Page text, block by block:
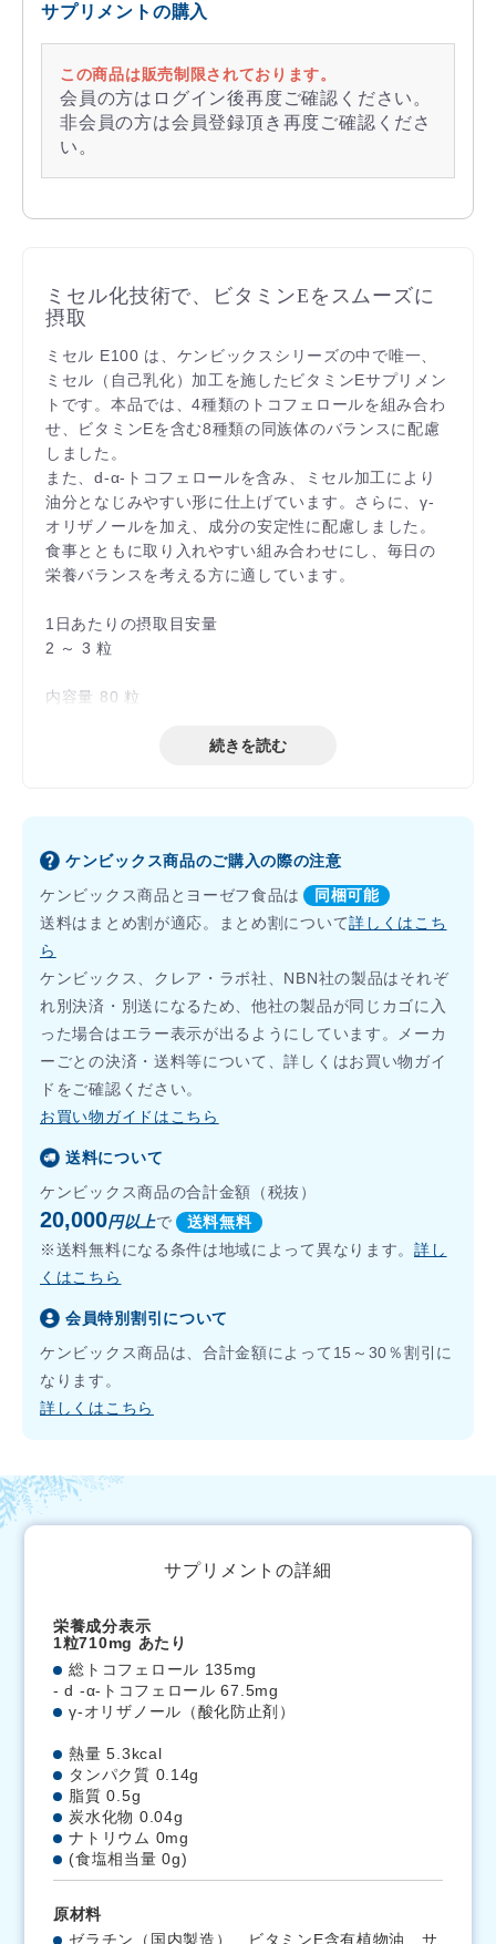
サプリメントの購入
この商品は販売制限されております。
会員の方はログイン後再度ご確認ください。
非会員の方は会員登録頂き再度ご確認くださ
い。
ミセル化技術で、ビタミンEをスムーズに
摂取
ミセル E100 は、ケンビックスシリーズの中で唯一、
ミセル（自己乳化）加工を施したビタミンEサプリメン
トです。本品では、4種類のトコフェロールを組み合わ
せ、ビタミンEを含む8種類の同族体のバランスに配慮
しました。
また、d-α-トコフェロールを含み、ミセル加工により
油分となじみやすい形に仕上げています。さらに、γ-
オリザノールを加え、成分の安定性に配慮しました。
食事とともに取り入れやすい組み合わせにし、毎日の
栄養バランスを考える方に適しています。
1日あたりの摂取目安量
2 ～ 3 粒
内容量 80 粒
続きを読む
ケンビックス商品のご購入の際の注意
ケンビックス商品とヨーゼフ食品は
同梱可能
送料はまとめ割が適応。まとめ割について詳しくはこち
ら
ケンビックス、クレア・ラボ社、NBN社の製品はそれぞ
れ別決済・別送になるため、他社の製品が同じカゴに入
った場合はエラー表示が出るようにしています。メーカ
ーごとの決済・送料等について、詳しくはお買い物ガイ
ドをご確認ください。
お買い物ガイドはこちら
送料について
ケンビックス商品の合計金額（税抜）
20,000円以上で
送料無料
※送料無料になる条件は地域によって異なります。詳し
くはこちら
会員特別割引について
ケンビックス商品は、合計金額によって15～30％割引に
なります。
詳しくはこちら
サプリメントの詳細
栄養成分表示
1粒710mg あたり
総トコフェロール 135mg
- d -α-トコフェロール 67.5mg
γ-オリザノール（酸化防止剤）
熱量 5.3kcal
タンパク質 0.14g
脂質 0.5g
炭水化物 0.04g
ナトリウム 0mg
(食塩相当量 0g)
原材料
ゼラチン（国内製造）、ビタミンE含有植物油、サ